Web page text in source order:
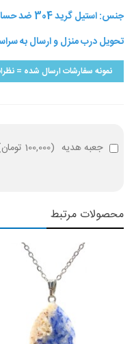
جنس: استیل گرید 304 ضد حساسیت
تحویل درب منزل و ارسال به
نمونه سفارشات ارسال شده =
جعبه هدیه (100,000 تومان
محصولات مرتبط